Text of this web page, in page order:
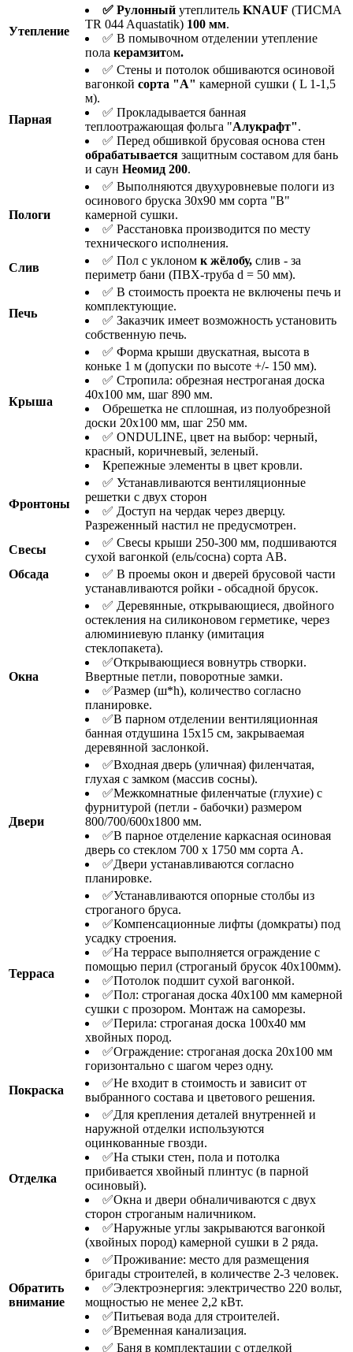
Утепление
✅ Рулонный утеплитель KNAUF (ТИСМА
TR 044 Aquastatik) 100 мм.
✅ В помывочном отделении утепление
пола керамзитом.
Парная
✅ Стены и потолок обшиваются осиновой
вагонкой сорта "А" камерной сушки ( L 1-1,5
м).
✅ Прокладывается банная
теплоотражающая фольга "Алукрафт".
✅ Перед обшивкой брусовая основа стен
обрабатывается защитным составом для бань
и саун Неомид 200.
Пологи
✅ Выполняются двухуровневые пологи из
осинового бруска 30х90 мм сорта "В"
камерной сушки.
✅ Расстановка производится по месту
технического исполнения.
Слив
✅ Пол с уклоном к жёлобу, слив - за
периметр бани (ПВХ-труба d = 50 мм).
Печь
✅ В стоимость проекта не включены печь и
комплектующие.
✅ Заказчик имеет возможность установить
собственную печь.
Крыша
✅ Форма крыши двускатная, высота в
коньке 1 м (допуски по высоте +/- 150 мм).
✅ Стропила: обрезная нестроганая доска
40х100 мм, шаг 890 мм.
Обрешетка не сплошная, из полуобрезной
доски 20х100 мм, шаг 250 мм.
✅ ONDULINE, цвет на выбор: черный,
красный, коричневый, зеленый.
Крепежные элементы в цвет кровли.
Фронтоны
✅ Устанавливаются вентиляционные
решетки с двух сторон
✅ Доступ на чердак через дверцу.
Разреженный настил не предусмотрен.
Свесы
✅ Свесы крыши 250-300 мм, подшиваются
сухой вагонкой (ель/сосна) сорта АВ.
Обсада
✅ В проемы окон и дверей брусовой части
устанавливаются ройки - обсадной брусок.
Окна
✅ Деревянные, открывающиеся, двойного
остекления на силиконовом герметике, через
алюминиевую планку (имитация
стеклопакета).
✅Открывающиеся вовнутрь створки.
Ввертные петли, поворотные замки.
✅Размер (ш*h), количество согласно
планировке.
✅В парном отделении вентиляционная
банная отдушина 15х15 см, закрываемая
деревянной заслонкой.
Двери
✅Входная дверь (уличная) филенчатая,
глухая с замком (массив сосны).
✅Межкомнатные филенчатые (глухие) с
фурнитурой (петли - бабочки) размером
800/700/600х1800 мм.
✅В парное отделение каркасная осиновая
дверь со стеклом 700 х 1750 мм сорта А.
✅Двери устанавливаются согласно
планировке.
Терраса
✅Устанавливаются опорные столбы из
строганого бруса.
✅Компенсационные лифты (домкраты) под
усадку строения.
✅На террасе выполняется ограждение с
помощью перил (строганый брусок 40х100мм).
✅Потолок подшит сухой вагонкой.
✅Пол: строганая доска 40х100 мм камерной
сушки с прозором. Монтаж на саморезы.
✅Перила: строганая доска 100х40 мм
хвойных пород.
✅Ограждение: строганая доска 20х100 мм
горизонтально с шагом через одну.
Покраска
✅Не входит в стоимость и зависит от
выбранного состава и цветового решения.
Отделка
✅Для крепления деталей внутренней и
наружной отделки используются
оцинкованные гвозди.
✅На стыки стен, пола и потолка
прибивается хвойный плинтус (в парной
осиновый).
✅Окна и двери обналичиваются с двух
сторон строганым наличником.
✅Наружные углы закрываются вагонкой
(хвойных пород) камерной сушки в 2 ряда.
Обратить
внимание
✅Проживание: место для размещения
бригады строителей, в количестве 2-3 человек.
✅Электроэнергия: электричество 220 вольт,
мощностью не менее 2,2 кВт.
✅Питьевая вода для строителей.
✅Временная канализация.
✅ Баня в комплектации с отделкой